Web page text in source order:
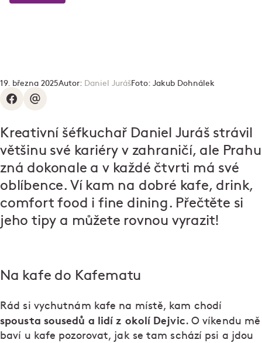
19. března 2025Autor: Daniel JurášFoto: Jakub Dohnálek
Kreativní šéfkuchař Daniel Juráš strávil
většinu své kariéry v zahraničí, ale Prahu
zná dokonale a v každé čtvrti má své
oblíbence. Ví kam na dobré kafe, drink,
comfort food i fine dining. Přečtěte si
jeho tipy a můžete rovnou vyrazit!
Na kafe do Kafematu
Rád si vychutnám kafe na místě, kam chodí
spousta sousedů a lidí z okolí Dejvic. O víkendu mě
baví u kafe pozorovat, jak se tam schází psi a jdou